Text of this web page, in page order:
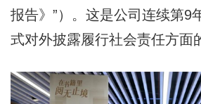
报告》”）。这是公司连续第9
式对外披露履行社会责任方面